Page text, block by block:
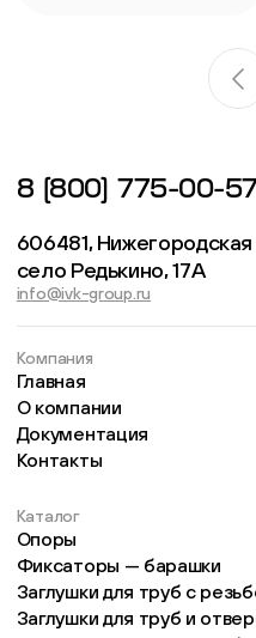
8 (800) 775-00-57
606481,
село Редькино, 17А
info@ivk-group.ru
Компания
Главная
О компании
Документация
Контакты
Каталог
Опоры
Фиксаторы — барашки
Заглушки для труб с
Заглушки для труб и